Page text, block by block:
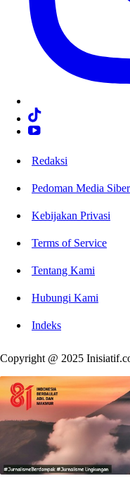
Redaksi
Pedoman Media Siber
Kebijakan Privasi
Terms of Service
Tentang Kami
Hubungi Kami
Indeks
Copyright @ 2025